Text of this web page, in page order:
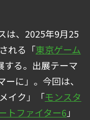
は、2025年9月25
れる「東京ゲーム
する。出展テーマ
に」。今回は、
イク」「モンスタ
トファイター6」